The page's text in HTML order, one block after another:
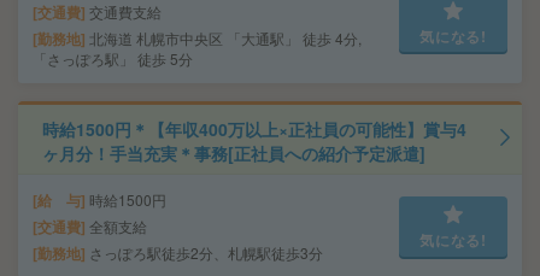
交通費 交通費支給
勤務地 北海道 札幌市中央区 「大通駅」 徒歩 4分,
「さっぽろ駅」 徒歩 5分
気になる!
時給1500円＊【年収400万以上×正社員の可能性】賞与4
ヶ月分！手当充実＊事務[正社員への紹介予定派遣]
給 与 時給1500円
交通費 全額支給
勤務地 さっぽろ駅徒歩2分、札幌駅徒歩3分
気になる!